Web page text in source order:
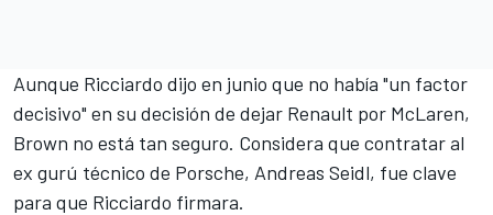
Aunque Ricciardo dijo en junio que no había "un factor
decisivo" en su decisión de dejar Renault por McLaren,
Brown no está tan seguro. Considera que contratar al
ex gurú técnico de Porsche, Andreas Seidl, fue clave
para que Ricciardo firmara.